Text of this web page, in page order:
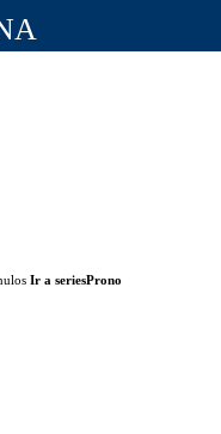
Ir a seriesProno